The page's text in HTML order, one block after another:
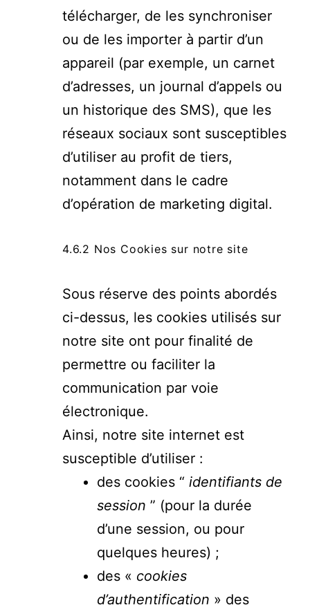
télécharger, de les synchroniser
ou de les importer à partir d’un
appareil (par exemple, un carnet
d’adresses, un journal d’appels ou
un historique des SMS), que les
réseaux sociaux sont susceptibles
d’utiliser au profit de tiers,
notamment dans le cadre
d’opération de marketing digital.
4.6.2 Nos Cookies sur notre site
Sous réserve des points abordés
ci-dessus, les cookies utilisés sur
notre site ont pour finalité de
permettre ou faciliter la
communication par voie
électronique.
Ainsi, notre site internet est
susceptible d’utiliser :
des cookies “ identifiants de
session ” (pour la durée
d’une session, ou pour
quelques heures) ;
des « cookies
d’authentification » des